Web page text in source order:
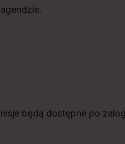
będą dostępne po